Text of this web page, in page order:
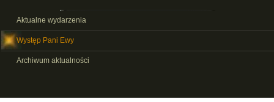
Aktualne wydarzenia
Występ Pani Ewy
Archiwum aktualności